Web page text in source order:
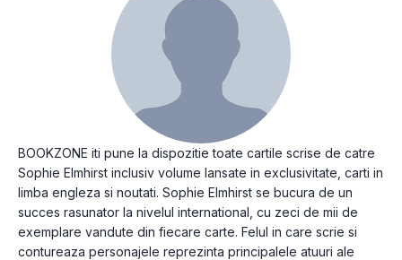
BOOKZONE iti pune la dispozitie toate cartile scrise de catre
Sophie Elmhirst inclusiv volume lansate in exclusivitate, carti in
limba engleza si noutati. Sophie Elmhirst se bucura de un
succes rasunator la nivelul international, cu zeci de mii de
exemplare vandute din fiecare carte. Felul in care scrie si
contureaza personajele reprezinta principalele atuuri ale